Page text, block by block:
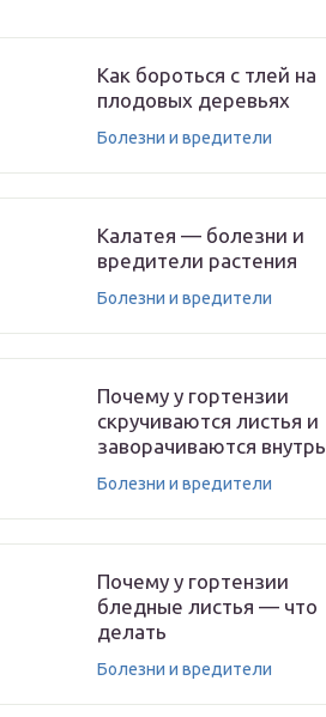
Как бороться с тлей на
плодовых деревьях
Болезни и вредители
Калатея — болезни и
вредители растения
Болезни и вредители
Почему у гортензии
скручиваются листья и
заворачиваются внутрь
Болезни и вредители
Почему у гортензии
бледные листья — что
делать
Болезни и вредители